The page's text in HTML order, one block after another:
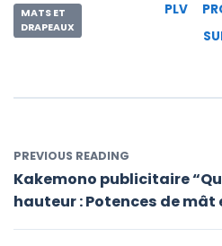
MATS ET
DRAPEAUX
PLV
PREVIOUS READING
Kakemono publicitaire
hauteur : Potences de